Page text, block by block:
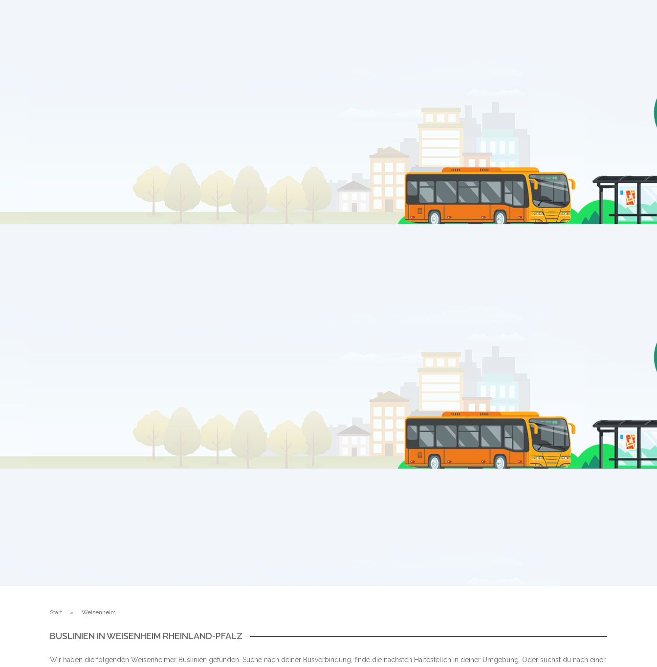
Start Weisenheim
BUSLINIEN IN WEISENHEIM RHEINLAND-PFALZ
Wir haben die folgenden Weisenheimer Buslinien gefunden. Suche nach deiner Busverbindung, finde die nächsten Haltestellen in deiner Umgebung. Oder suchst du nach einer